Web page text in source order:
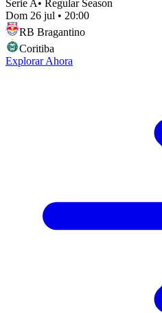
Serie A• Regular Season
Dom 26 jul • 20:00
RB Bragantino
Coritiba
Explorar Ahora